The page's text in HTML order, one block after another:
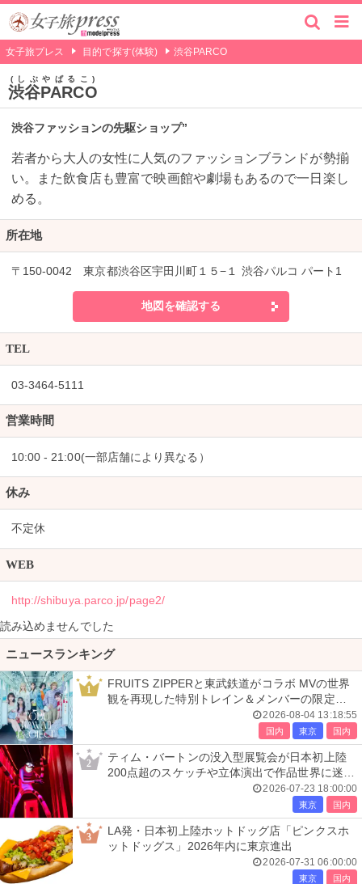
女子旅プレス 目的で探す(体験) 渋谷PARCO
渋谷PARCO
しぶやぱるこ
渋谷ファッションの先駆ショップ”
若者から大人の女性に人気のファッションブランドが勢揃
い。また飲食店も豊富で映画館や劇場もあるので一日楽し
める。
所在地
〒150-0042 東京都渋谷区宇田川町１５−１ 渋谷パルコ パート1
地図を確認する
TEL
03-3464-5111
営業時間
10:00 - 21:00(一部店舗により異なる）
休み
不定休
WEB
http://shibuya.parco.jp/page2/
読み込めませんでした
ニュースランキング
1
FRUITS ZIPPERと東武鉄道がコラボ MVの世界
観を再現した特別トレイン＆メンバーの限定ア
2026-08-04 13:18:55
国内 東京 国内
2
ティム・バートンの没入型展覧会が日本初上陸
200点超のスケッチや立体演出で作品世界に迷い
2026-07-23 18:00:00
東京 国内
3
LA発・日本初上陸ホットドッグ店「ピンクスホ
ットドッグス」2026年内に東京進出
2026-07-31 06:00:00
東京 国内